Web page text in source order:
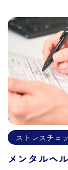
ストレスチェ
メンタルヘ